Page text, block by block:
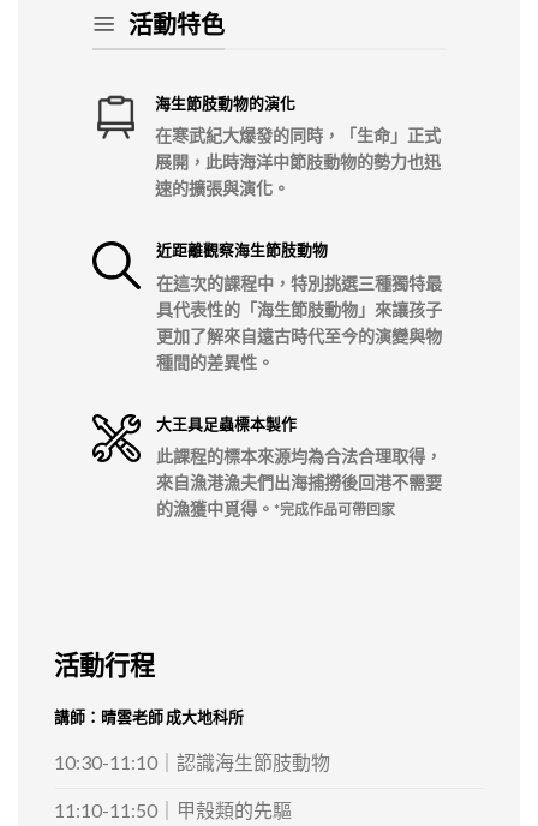
活動特色
海生節肢動物的演化
在寒武紀大爆發的同時，「生命」正式
展開，此時海洋中節肢動物的勢力也迅
速的擴張與演化。
近距離觀察海生節肢動物
在這次的課程中，特別挑選三種獨特最
具代表性的「海生節肢動物」來讓孩子
更加了解來自遠古時代至今的演變與物
種間的差異性。
大王具足蟲標本製作
此課程的標本來源均為合法合理取得，
來自漁港漁夫們出海捕撈後回港不需要
的漁獲中覓得。*完成作品可帶回家
活動行程
講師：晴雲老師 成大地科所
10:30-11:10｜認識海生節肢動物
11:10-11:50｜甲殼類的先驅